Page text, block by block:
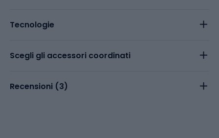
Tecnologie
Scegli gli accessori coordinati
Recensioni (3)